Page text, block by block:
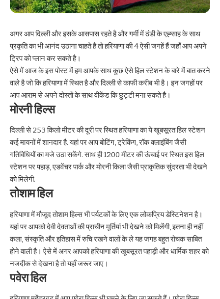
अगर आप दिल्ली और इसके आसपास रहते है और गर्मी में ठंडी के एह्साह के साथ
प्रकृति का भी आनंद उठाना चाहते है तो हरियाणा की 4 ऐसी जगहें हैं जहाँ आप अपने
ट्रिप को प्लान कर सकते है।
ऐसे में आज के इस पोस्ट में हम आपके साथ कुछ ऐसे हिल स्टेशन के बारे में बात करने
वाले है जो कि हरियाणा में स्थित है और दिल्ली से काफी करीब भी है। इन जगहों पर
आप आराम से अपने दोस्तों के साथ वीकेंड कि छुट्टी मना सकते है।
मोरनी हिल्स
दिल्ली से 253 किलो मीटर की दूरी पर स्थित हरियाणा का ये खूबसूरत हिल स्टेशन
कई मायनों में शानदार है. यहां पर आप बोटिंग, ट्रेकिंग, रॉक क्लाइंबिंग जैसी
गतिविधियों का मजे उठा सकेंगे. साथ ही 1200 मीटर की ऊंचाई पर स्थित इस हिल
स्टेशन पर पहाड़, एडवेंचर पार्क और मोरनी किला जैसी प्राकृतिक सुंदरता भी देखने
को मिलेगी.
तोशाम हिल
हरियाणा में मौजूद तोशाम हिल्स भी पर्यटकों के लिए एक लोकप्रिय डेस्टिनेशन है।
यहां पर आपको देवी देवताओं की प्राचीन मूर्तियां भी देखने को मिलेंगी, इतना ही नहीं
कला, संस्कृति और इतिहास में रुचि रखने वालों के ले यह जगह बहुत रोचक साबित
होने वाली है। ऐसे में अगर आपको हरियाणा की खूबसूरत पहाड़ी और धार्मिक शहर को
नजदीक से देखना है तो यहाँ जरूर जाए।
पवेरा हिल